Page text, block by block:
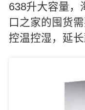
638升大容量，
口之家的囤货
控温控湿，延长